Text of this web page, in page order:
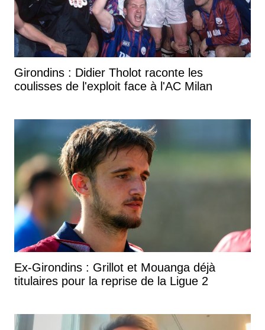
Girondins : Didier Tholot raconte les
coulisses de l'exploit face à l'AC Milan
Ex-Girondins : Grillot et Mouanga déjà
titulaires pour la reprise de la Ligue 2